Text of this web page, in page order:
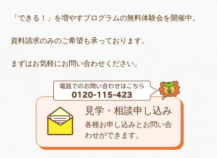
「できる！」を増やすプログラムの無料体験会を開催中。
資料請求のみのご希望も承っております。
まずはお気軽にお問い合わせください。
見学・相談申し込み
各種お申し込みとお問い合
わせができます。